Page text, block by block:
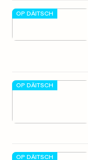
OP DÄITSCH
OP DÄITSCH
OP DÄITSCH